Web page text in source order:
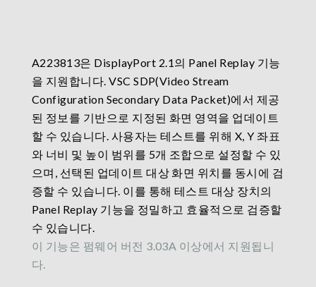
A223813은 DisplayPort 2.1의 Panel Replay 기능
을 지원합니다. VSC SDP(Video Stream
Configuration Secondary Data Packet)에서 제공
된 정보를 기반으로 지정된 화면 영역을 업데이트
할 수 있습니다. 사용자는 테스트를 위해 X, Y 좌표
와 너비 및 높이 범위를 5개 조합으로 설정할 수 있
으며, 선택된 업데이트 대상 화면 위치를 동시에 검
증할 수 있습니다. 이를 통해 테스트 대상 장치의
Panel Replay 기능을 정밀하고 효율적으로 검증할
수 있습니다.
이 기능은 펌웨어 버전 3.03A 이상에서 지원됩니
다.